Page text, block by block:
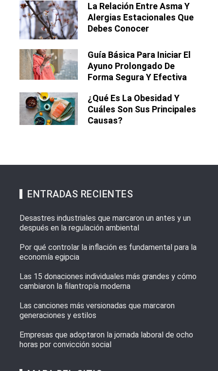
La Relación Entre Asma Y
Alergias Estacionales Que
Debes Conocer
Guía Básica Para Iniciar El
Ayuno Prolongado De
Forma Segura Y Efectiva
¿Qué Es La Obesidad Y
Cuáles Son Sus Principales
Causas?
ENTRADAS RECIENTES
Desastres industriales que marcaron un antes y un
después en la regulación ambiental
Por qué controlar la inflación es fundamental para la
economía egipcia
Las 15 donaciones individuales más grandes y cómo
cambiaron la filantropía moderna
Las canciones más versionadas que marcaron
generaciones y estilos
Empresas que adoptaron la jornada laboral de ocho
horas por convicción social